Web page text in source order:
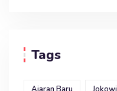
Tags